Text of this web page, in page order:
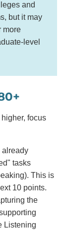
and
but it may
more
level
focus
already
tasks
This is
10 points.
the
Listening